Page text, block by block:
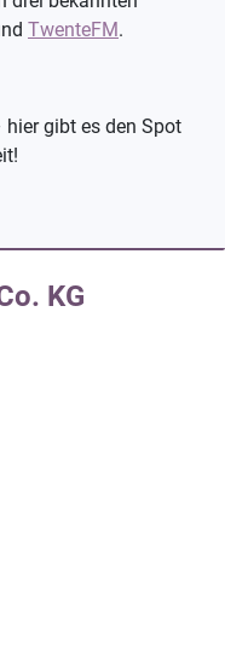
TwenteFM.
hier gibt es den Spot
KG